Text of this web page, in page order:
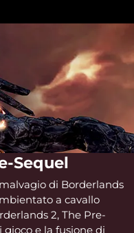
Sequel
di Borderlands
a cavallo
2, The Pre-
e la fusione di